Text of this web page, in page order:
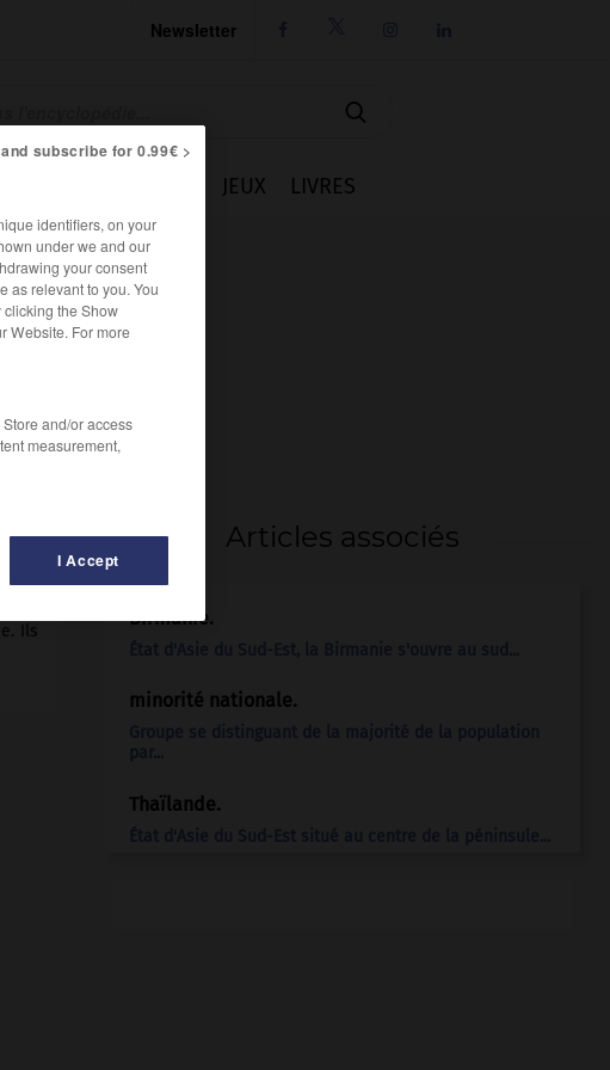
Newsletter

JEUX LIVRES
Ils
Articles associés
Birmanie.
minorité nationale.
Thaïlande.
subscribe for 0.99€ >
identifiers, on your
under we and our
your consent
as relevant to you. You
the Show
Website. For more
and/or access
measurement,
I Accept